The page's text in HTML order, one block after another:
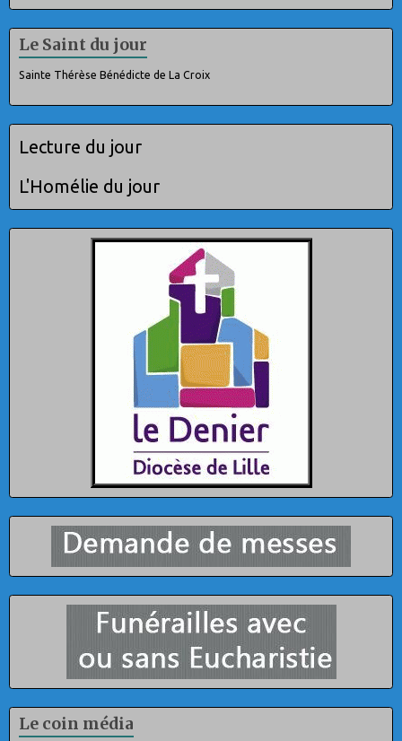
Le Saint du jour
Sainte Thérèse Bénédicte de La Croix
Lecture du jour
L'Homélie du jour
Le coin média